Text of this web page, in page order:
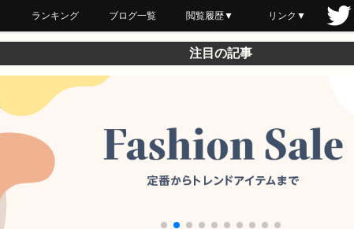
ランキング ブログ一覧 閲覧履歴▼
最近読んだ
あとで読む
ブックマーク
リンク▼
注目の記事